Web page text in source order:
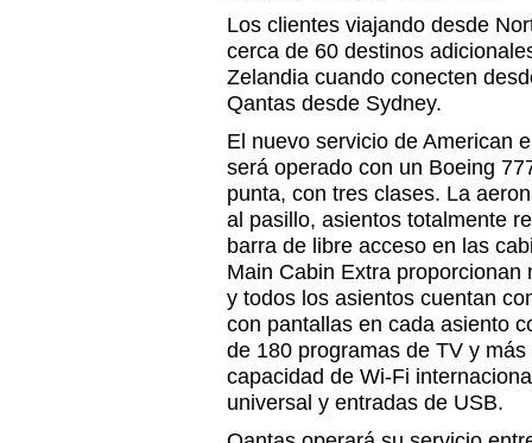
Los clientes viajando desde
cerca de 60 destinos
Zelandia cuando conecten
Qantas desde Sydney.
El nuevo servicio de American
será operado con un Boeing
punta, con tres clases. La
al pasillo, asientos totalmente
barra de libre acceso en las
Main Cabin Extra
y todos los asientos cuentan
con pantallas en cada asiento
de 180 programas de TV y
capacidad de Wi-Fi
universal y entradas de USB.